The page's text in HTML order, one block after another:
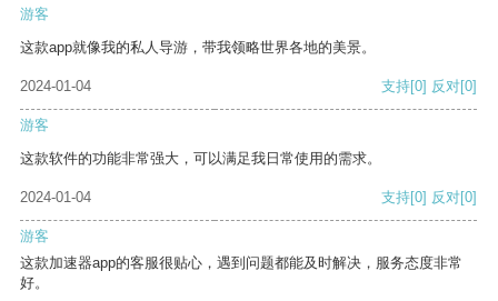
游客
这款app就像我的私人导游，带我领略世界各地的美景。
2024-01-04 支持[0] 反对[0]
游客
这款软件的功能非常强大，可以满足我日常使用的需求。
2024-01-04 支持[0] 反对[0]
游客
这款加速器app的客服很贴心，遇到问题都能及时解决，服务态度非常
好。